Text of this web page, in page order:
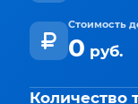
Стоимость
0 руб.
Количество